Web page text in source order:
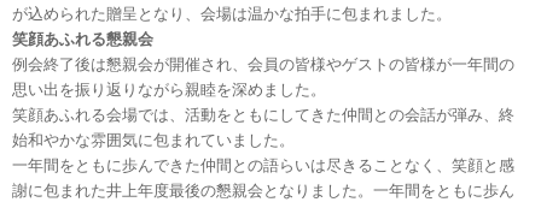
が込められた贈呈となり、会場は温かな拍手に包まれました。
笑顔あふれる懇親会
例会終了後は懇親会が開催され、会員の皆様やゲストの皆様が一年間の
思い出を振り返りながら親睦を深めました。
笑顔あふれる会場では、活動をともにしてきた仲間との会話が弾み、終
始和やかな雰囲気に包まれていました。
一年間をともに歩んできた仲間との語らいは尽きることなく、笑顔と感
謝に包まれた井上年度最後の懇親会となりました。一年間をともに歩ん